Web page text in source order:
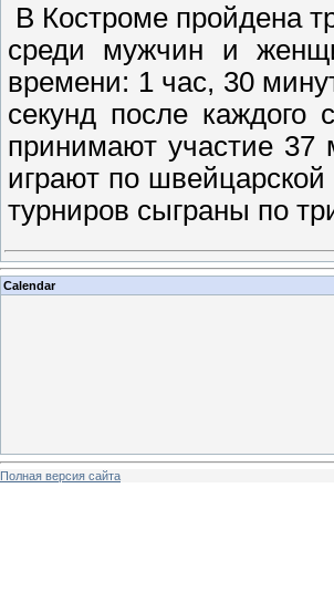
В Костроме пройдена
среди мужчин и
времени: 1 час, 30
секунд после каждого
принимают участие
играют по
турниров сыграны по
Calendar
Полная версия сайта